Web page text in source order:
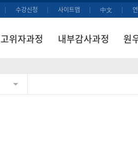
수강신청 사이트맵 中文
고위자과정 내부감사과정 원